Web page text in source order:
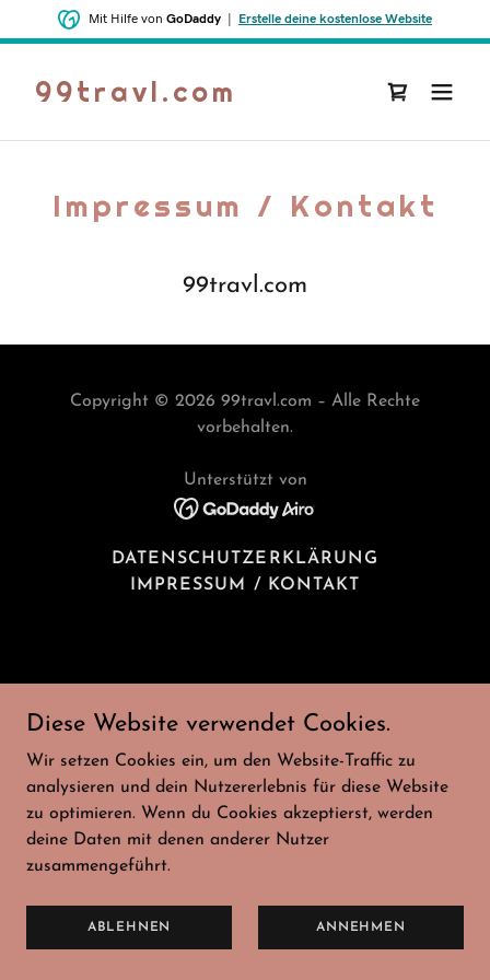
Mit Hilfe von GoDaddy Erstelle deine kostenlose Website
99travl.com
Impressum / Kontakt
99travl.com
Copyright © 2026 99travl.com – Alle Rechte
vorbehalten.
Unterstützt von
DATENSCHUTZERKLÄRUNG
IMPRESSUM / KONTAKT
Diese Website verwendet Cookies.
Wir setzen Cookies ein, um den Website-Traffic zu
analysieren und dein Nutzererlebnis für diese Website
zu optimieren. Wenn du Cookies akzeptierst, werden
deine Daten mit denen anderer Nutzer
zusammengeführt.
ABLEHNEN ANNEHMEN